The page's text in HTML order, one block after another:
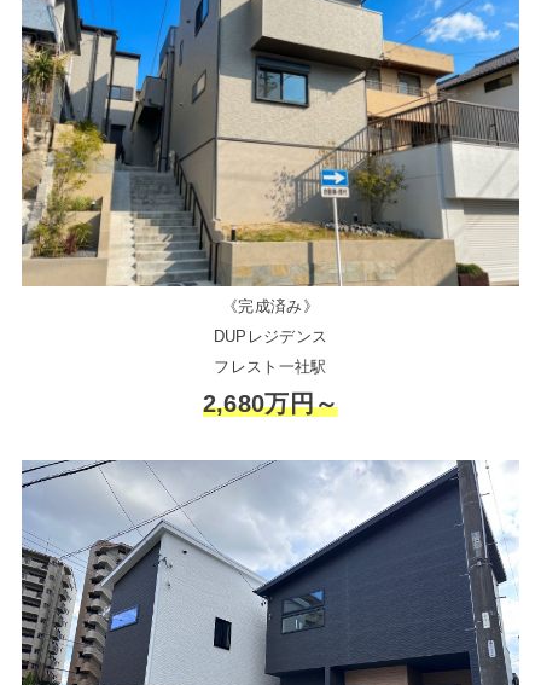
《完成済み》
DUPレジデンス
フレスト一社駅
2,680万円～